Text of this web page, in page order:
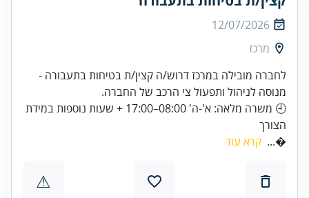
12/07/2026
מרכז
לחברה מובילה במרכז דרוש/ה קצין/ת בטיחות בתעבורה -
מנוסה לניהול ותפעול צי הרכב של החברה.
🕘 משרה מלאה: א'-ה' 08:00–17:00 + שעות נוספות במידת
הצורך
...
קרא עוד
⚠